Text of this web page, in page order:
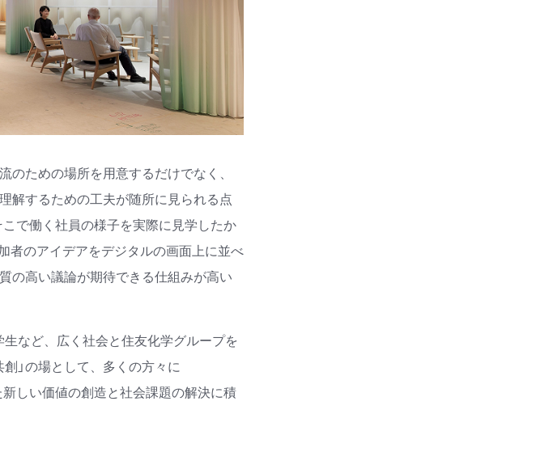
のための場所を用意するだけでなく、
解するための工夫が随所に見られる点
で働く社員の様子を実際に見学したか
者のアイデアをデジタルの画面上に並べ
の高い議論が期待できる仕組みが高い
など、広く社会と住友化学グループを
」の場として、多くの方々に
しい価値の創造と社会課題の解決に積